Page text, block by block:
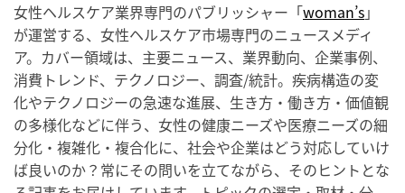
女性ヘルスケア業界専門のパブリッシャー「woman’s」
が運営する、女性ヘルスケア市場専門のニュースメディ
ア。カバー領域は、主要ニュース、業界動向、企業事例、
消費トレンド、テクノロジー、調査/統計。疾病構造の変
化やテクノロジーの急速な進展、生き方・働き方・価値観
の多様化などに伴う、女性の健康ニーズや医療ニーズの細
分化・複雑化・複合化に、社会や企業はどう対応していけ
ば良いのか？常にその問いを立てながら、そのヒントとな